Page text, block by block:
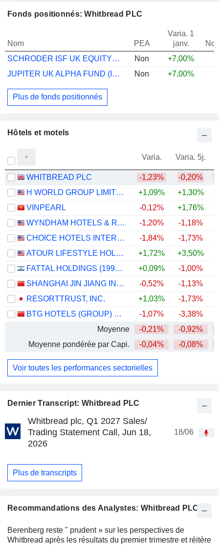
Dernier Transcript: Whitbread PLC
Whitbread plc, Q1 2027 Sales/
Trading Statement Call, Jun 18,
2026
18/06
Plus de transcripts
Recommandations des Analystes: Whitbread PLC
Berenberg reste " prudent » sur les perspectives de
Whitbread après les résultats du premier trimestre et réitère
Fonds positionnés: Whitbread PLC
Nom PEA
Varia. 1
janv.
SCHRODER ISF UK EQUITY A ACC GBP
Non
+7,00%
JUPITER UK ALPHA FUND (IRL) U1 GBP INC
Non +7,00%
Plus de fonds positionnés
Hôtels et motels
Varia. Varia. 5j.
WHITBREAD PLC -1,23% -0,20%
H WORLD GROUP LIMITED
+1,09% +1,30%
VINPEARL
-0,12% +1,76%
WYNDHAM HOTELS & RESORTS, INC.
-1,20% -1,18%
CHOICE HOTELS INTERNATIONAL, INC.
-1,84% -1,73%
ATOUR LIFESTYLE HOLDINGS LIMITED
+1,72% +3,50%
FATTAL HOLDINGS (1998) LTD
+0,09% -1,00%
SHANGHAI JIN JIANG INTERNATIONAL HOTELS CO., LTD.
-0,52% -1,13%
RESORTTRUST, INC.
+1,03% -1,73%
BTG HOTELS (GROUP) CO., LTD.
-1,07% -3,38%
Moyenne
-0,21% -0,92%
Moyenne pondérée par Capi.
-0,04% -0,08%
Voir toutes les performances sectorielles